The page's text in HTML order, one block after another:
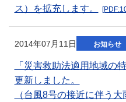
ス）を拡充します。
2014年07月11日 お知らせ
「災害救助法適用地域の
更新しました。
（台風8号の接近に伴う
新規ウィンドウを開きます